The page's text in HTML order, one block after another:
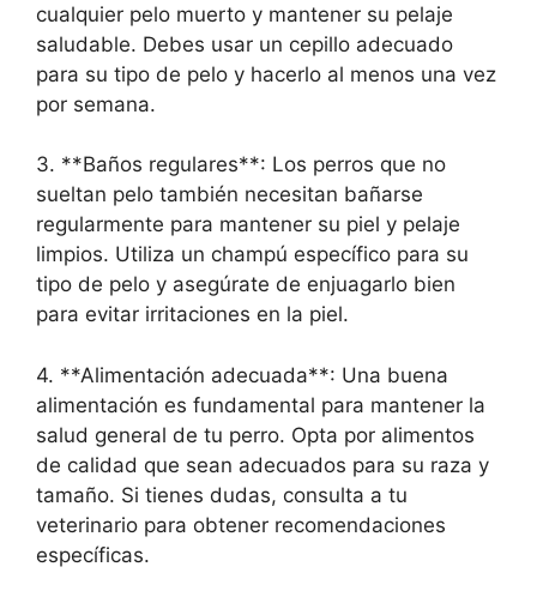
cualquier pelo muerto y mantener su pelaje
saludable. Debes usar un cepillo adecuado
para su tipo de pelo y hacerlo al menos una vez
por semana.
3. **Baños regulares**: Los perros que no
sueltan pelo también necesitan bañarse
regularmente para mantener su piel y pelaje
limpios. Utiliza un champú específico para su
tipo de pelo y asegúrate de enjuagarlo bien
para evitar irritaciones en la piel.
4. **Alimentación adecuada**: Una buena
alimentación es fundamental para mantener la
salud general de tu perro. Opta por alimentos
de calidad que sean adecuados para su raza y
tamaño. Si tienes dudas, consulta a tu
veterinario para obtener recomendaciones
específicas.